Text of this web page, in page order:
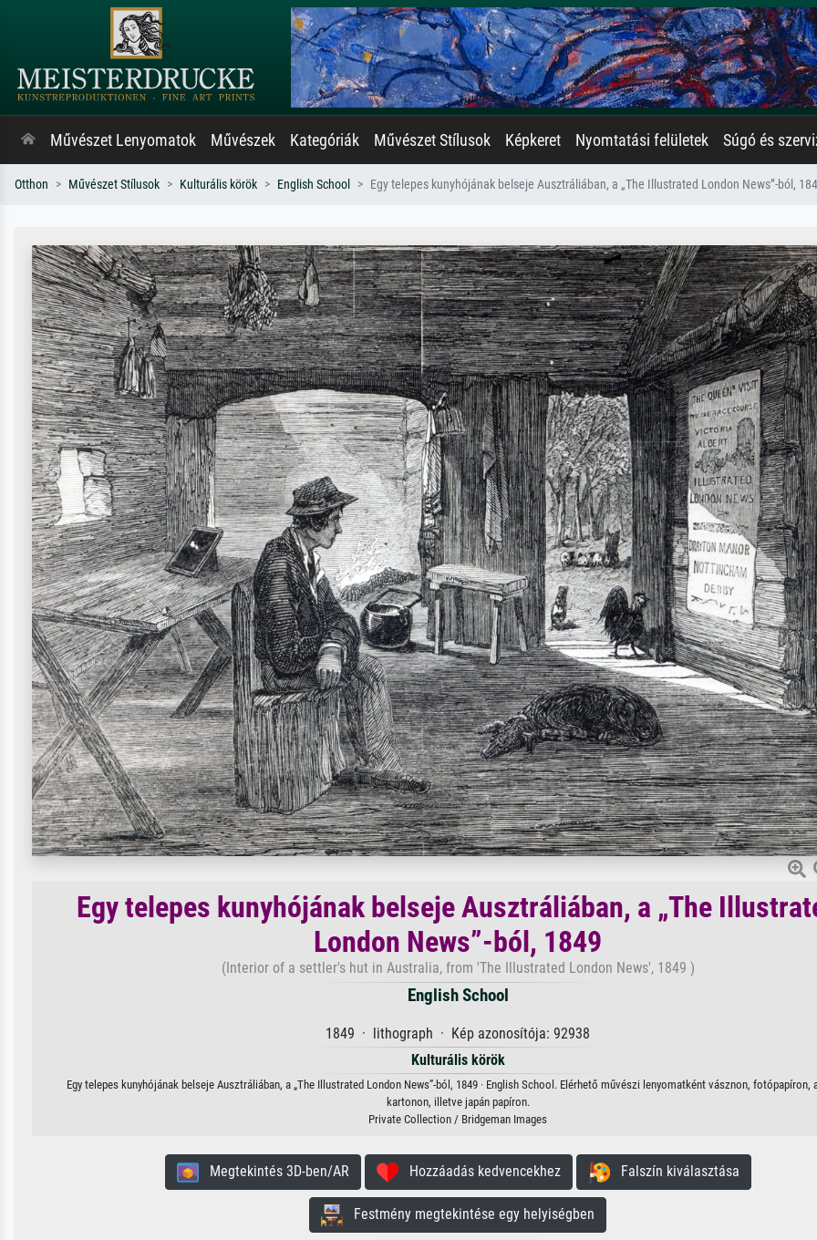
Művészet Lenyomatok Művészek Kategóriák Művészet Stílusok Képkeret Nyomtatási felületek Súgó és
Otthon Művészet Stílusok Kulturális körök English School Egy telepes kunyhójának belseje Ausztráliában, a „The Illustrated London News”-ból,
Egy telepes kunyhójának belseje Ausztráliában, a „The
London News”-ból, 1849
(Interior of a settler's hut in Australia, from 'The Illustrated London News', 1849 )
English School
1849 · lithograph · Kép azonosítója: 92938
Kulturális körök
Egy telepes kunyhójának belseje Ausztráliában, a „The Illustrated London News”-ból, 1849 · English School. Elérhető művészi lenyomatként vásznon, fotópapíron,
kartonon, illetve japán papíron.
Private Collection / Bridgeman Images
Megtekintés 3D-ben/AR Hozzáadás kedvencekhez Falszín kiválasztása
Festmény megtekintése egy helyiségben